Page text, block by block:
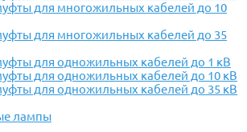
для многожильных кабелей до 10
для многожильных кабелей до 35
для одножильных кабелей до 1 кВ
для одножильных кабелей до 10 кВ
для одножильных кабелей до 35 кВ
лампы